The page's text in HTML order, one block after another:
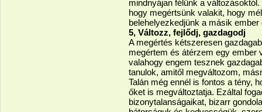
mindnyájan félünk a
hogy megértsünk valakit, hogy
belehelyezkedjünk a másik
5, Változz, fejlődj, gazdagodj
A megértés kétszeresen
megértem és átérzem egy ember
valahogy engem tesznek
tanulok, amitől megváltozom,
Talán még ennél is fontos a tény,
őket is megváltoztatja. Ezáltal
bizonytalanságaikat, bizarr